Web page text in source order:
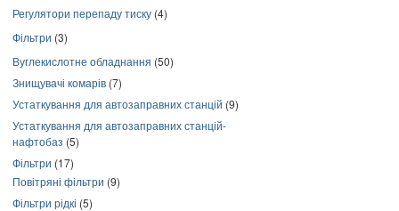
Регулятори перепаду тиску (4)
Фільтри (3)
Вуглекислотне обладнання (50)
Знищувачі комарів (7)
Устаткування для автозаправних станцій (9)
Устаткування для автозаправних станцій-
нафтобаз (5)
Фільтри (17)
Повітряні фільтри (9)
Фільтри рідкі (5)